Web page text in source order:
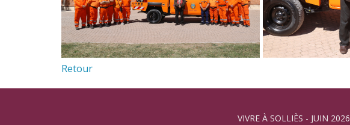
Retour
VIVRE À SOLLIÈS - JUIN 2026